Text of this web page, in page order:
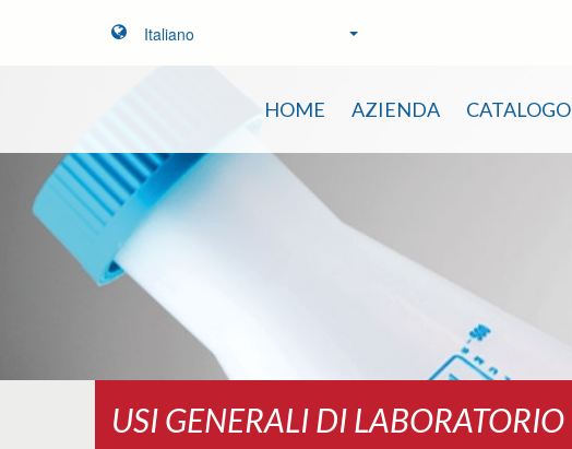
Italiano
HOME AZIENDA CATALOGO
USI GENERALI DI LABORATORIO